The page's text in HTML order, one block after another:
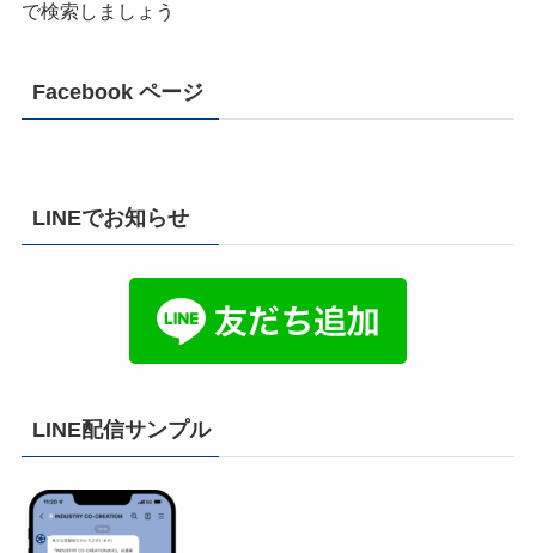
で検索しましょう
Facebook ページ
LINEでお知らせ
LINE配信サンプル